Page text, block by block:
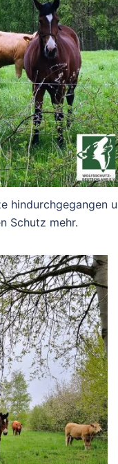
hindurchgegangen
Schutz mehr.